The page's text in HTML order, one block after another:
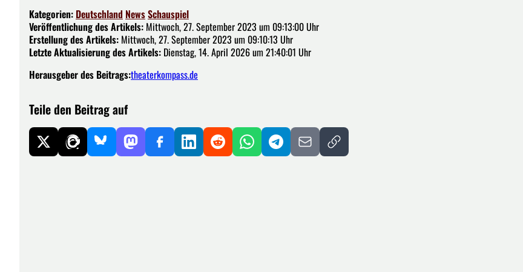
Kategorien: Deutschland NewsSchauspiel
Veröffentlichung des Artikels: Mittwoch, 27. September 2023 um 09:13:00 Uhr
Erstellung des Artikels: Mittwoch, 27. September 2023 um 09:10:13 Uhr
Letzte Aktualisierung des Artikels: Dienstag, 14. April 2026 um 21:40:01 Uhr
Herausgeber des Beitrags:theaterkompass.de
Teile den Beitrag auf